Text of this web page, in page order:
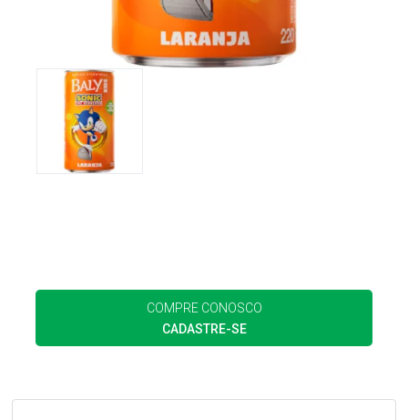
COMPRE CONOSCO
CADASTRE-SE